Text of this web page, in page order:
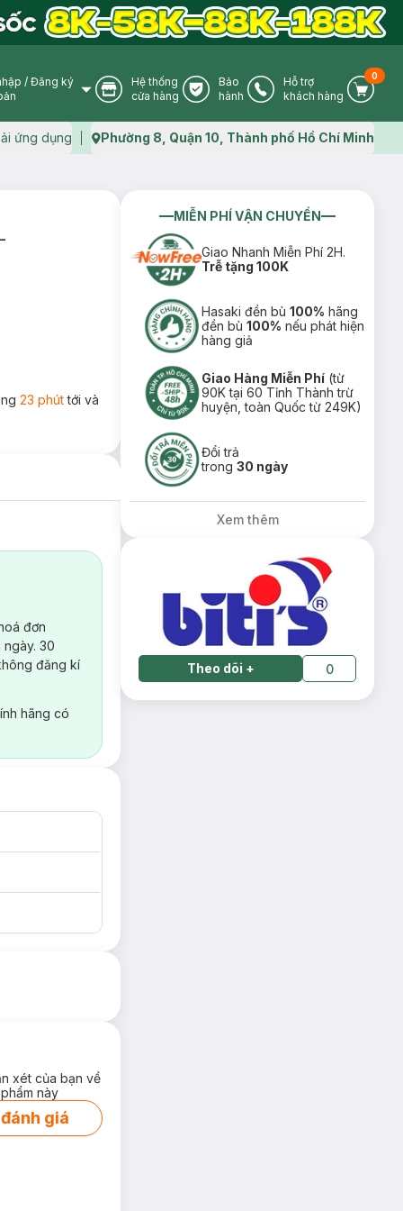
User Icon
/ Đăng ký
Store Icon
Hệ thống
cửa hàng
Warranty Icon
Bảo
hành
Phone Icon
Hỗ trợ
khách hàng
Cart
0
ứng dụng Map icon
Phường 8, Quận 10, Thành phố Hồ Chí Minh
23 phúttới và
đơn
30
đăng kí
hãng có
xét của bạn về
này
giá
MIỄN PHÍ VẬN CHUYỂN
Giao Nhanh Miễn Phí 2H.
Trễ tặng 100K
Hasaki đền bù100% hãng
đền bù100% nếu phát hiện
hàng giả
Giao Hàng Miễn Phí (từ
90K tại 60 Tỉnh Thành trừ
huyện, toàn Quốc từ 249K)
Đổi trả
trong30 ngày
Xem thêm
Theo dõi + 0